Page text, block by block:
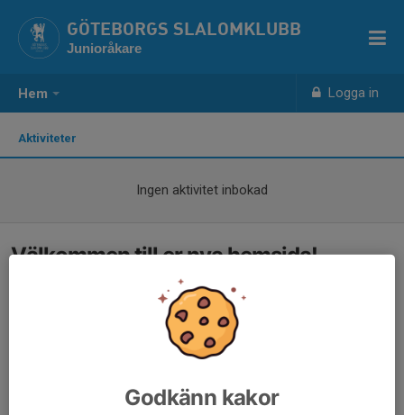
Hem Logga in
GÖTEBORGS SLALOMKLUBB
Junioråkare
Aktiviteter
Ingen aktivitet inbokad
Välkommen till er nya hemsida!
Godkänn kakor